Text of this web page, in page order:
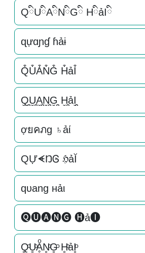
QིUིAིNིGི HིảIི
ɋựɑɲɠ ɦảɨ
Q͒U͒A͒N͒G͒ H͒ảI͒
Q̬̤̯U̬̤̯A̬̤̯N̬̤̯G̬̤̯ H̬̤̯ảI̬̤̯
ợยคภg ♄ảί
QỰᗛŊᎶ ℌảĬ
qυang нảι
🅠🅤🅐🅝🅖 🅗ả🅘
Q̥ͦU̥ͦḀͦN̥ͦG̥ͦ H̥ͦảI̥ͦ